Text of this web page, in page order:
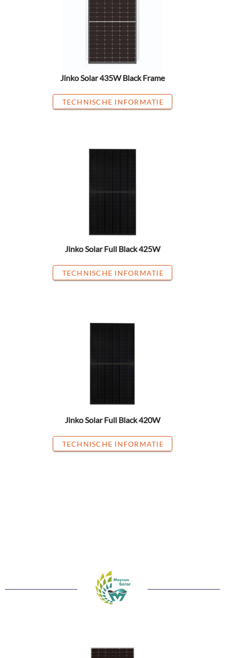
Jinko Solar 435W Black Frame
TECHNISCHE INFORMATIE
Jinko Solar Full Black 425W
TECHNISCHE INFORMATIE
Jinko Solar Full Black 420W
TECHNISCHE INFORMATIE